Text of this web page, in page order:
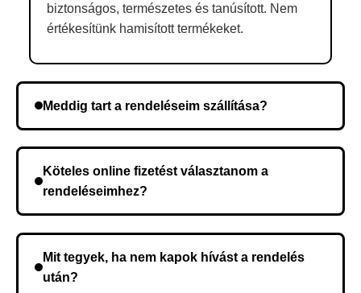
biztonságos, természetes és tanúsított. Nem
értékesítünk hamisított termékeket.
Meddig tart a rendeléseim szállítása?
kerül, és ez az időtartam függ a szállítási címtől.
Köteles online fizetést választanom a
rendeléseimhez?
Mit tegyek, ha nem kapok hívást a rendelés
után?